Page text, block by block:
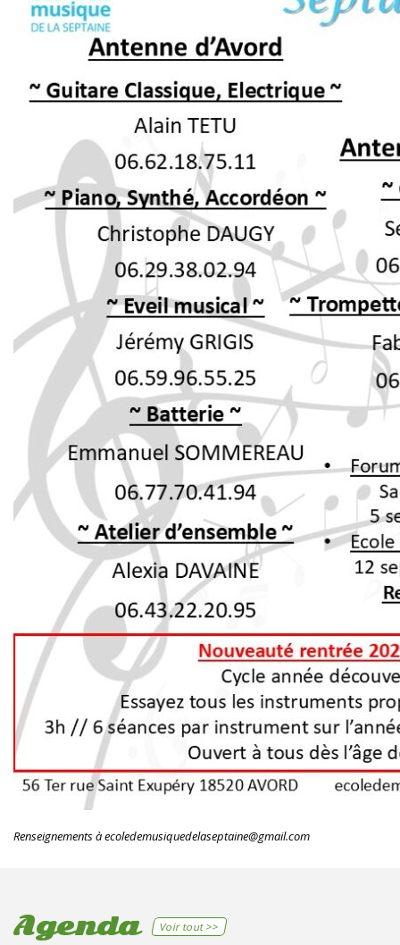
Renseignements à ecoledemusiquedelaseptaine@gmail.com
Agenda Voir tout >>